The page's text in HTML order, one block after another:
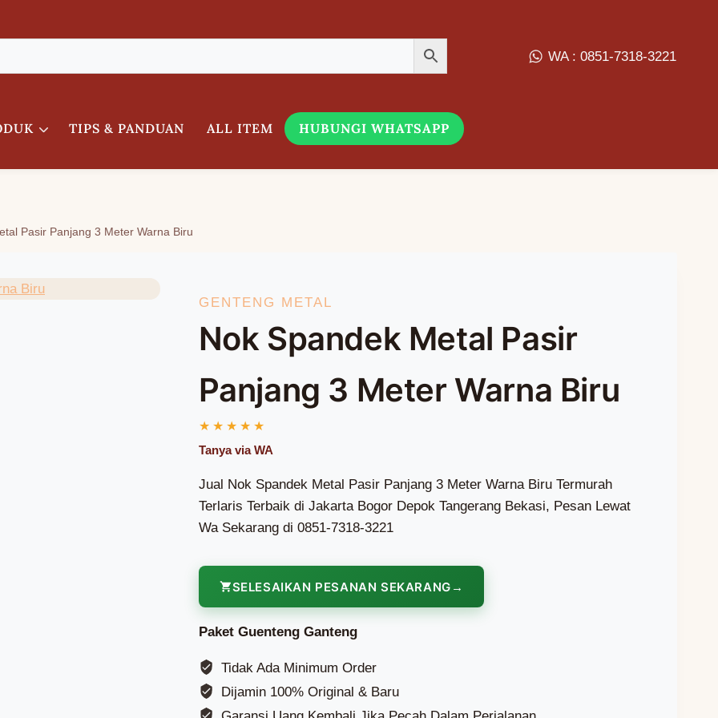
WA : 0851-7318-3221
TIPS & PANDUAN ALL ITEM HUBUNGI WHATSAPP
Pasir Panjang 3 Meter Warna Biru
GENTENG METAL
Nok Spandek Metal Pasir
Panjang 3 Meter Warna Biru
Jual Nok Spandek Metal Pasir Panjang 3 Meter Warna Biru Termurah
Terlaris Terbaik di Jakarta Bogor Depok Tangerang Bekasi, Pesan Lewat
Wa Sekarang di 0851-7318-3221
SELESAIKAN PESANAN SEKARANG
Paket Guenteng Ganteng
Tidak Ada Minimum Order
Dijamin 100% Original & Baru